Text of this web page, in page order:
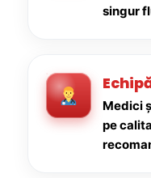
singur
Medici
pe